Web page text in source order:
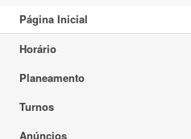
Página Inicial
Horário
Planeamento
Turnos
Anúncios